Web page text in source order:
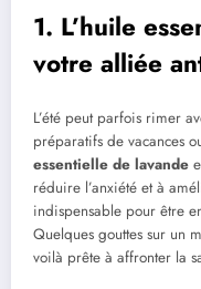
1. L’huile
votre alliée
L’été peut parfois rimer
préparatifs de vacances
essentielle de lavande
réduire l’anxiété et à
indispensable pour être
Quelques gouttes sur un
voilà prête à affronter la